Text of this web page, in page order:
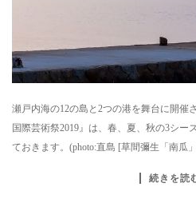
瀬戸内海の12の島と2つの港を舞台に開催
国際芸術祭2019』は、春、夏、秋の3シー
ておきます。(photo:直島 [草間彌生「南瓜
続きを読